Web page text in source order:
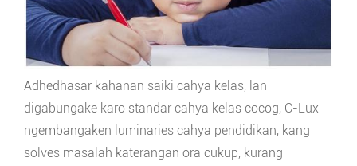
Adhedhasar kahanan saiki cahya kelas, lan
digabungake karo standar cahya kelas cocog, C-Lux
ngembangaken luminaries cahya pendidikan, kang
solves masalah katerangan ora cukup, kurang